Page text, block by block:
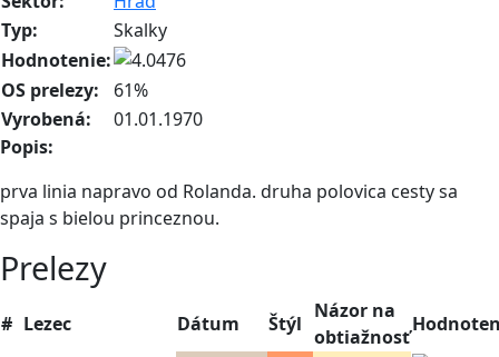
Typ:
Skalky
Hodnotenie:
OS prelezy:
61%
Vyrobená:
01.01.1970
Popis:
prva linia napravo od Rolanda. druha polovica cesty sa
spaja s bielou princeznou.
Prelezy
# Lezec Dátum Štýl
Názor na
obtiažnosť